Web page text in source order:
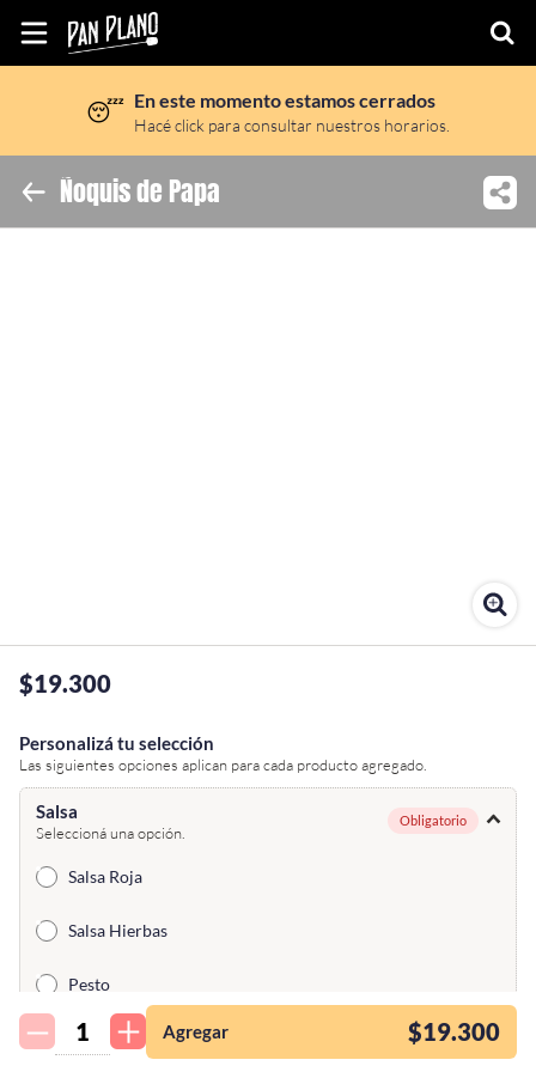
Inicio
Ubicación
¡Quiero una
tienda así para mi
emprendimiento!
😴 En este momento estamos cerrados
Hacé click para consultar nuestros horarios.
Ñoquis de Papa
$19.300
Personalizá tu selección
Las siguientes opciones aplican para cada producto agregado.
Salsa
Seleccioná una opción.
Obligatorio
Salsa Roja
Salsa Hierbas
Pesto
Salsa Rosa Agregar $19.300